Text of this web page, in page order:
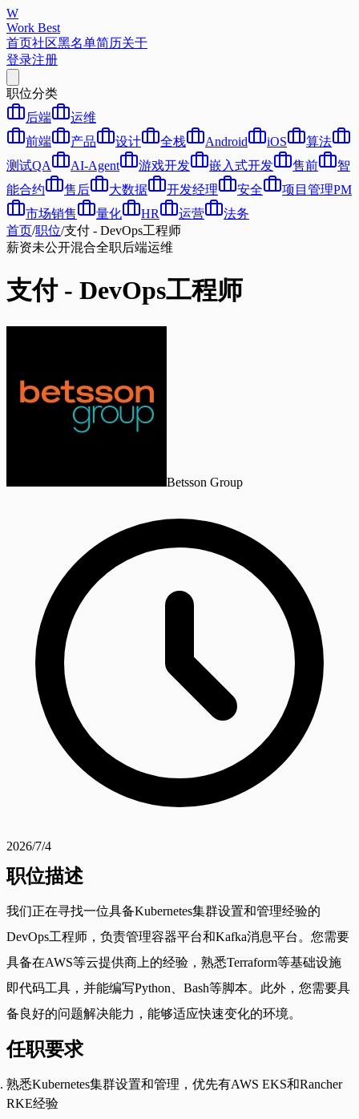
W
Work Best
首页社区黑名单简历关于
登录注册
职位分类
后端
运维
前端
产品 设计 全栈 Android iOS
算法
测试QA
AI-Agent 游戏开发 嵌入式开发 售前
智
能合约
售后 大数据 开发经理 安全
项目管理PM
市场销售
量化 HR 运营
法务
首页/职位/支付 - DevOps工程师
薪资未公开混合全职后端运维
支付 - DevOps工程师
Betsson Group
2026/7/4
职位描述
我们正在寻找一位具备Kubernetes集群设置和管理经验的
DevOps工程师，负责管理容器平台和Kafka消息平台。您需要
具备在AWS等云提供商上的经验，熟悉Terraform等基础设施
即代码工具，并能编写Python、Bash等脚本。此外，您需要具
备良好的问题解决能力，能够适应快速变化的环境。
任职要求
熟悉Kubernetes集群设置和管理，优先有AWS EKS和Rancher
RKE经验